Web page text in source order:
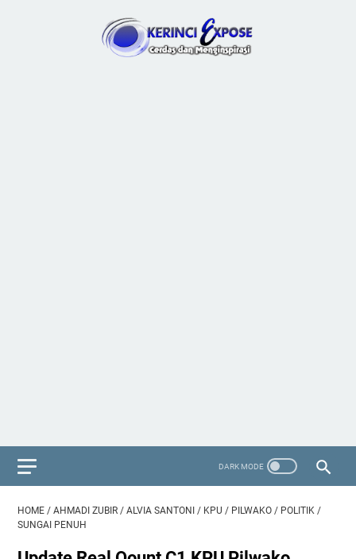
HOME / AHMADI ZUBIR / ALVIA SANTONI / KPU / PILWAKO / POLITIK /
SUNGAI PENUH